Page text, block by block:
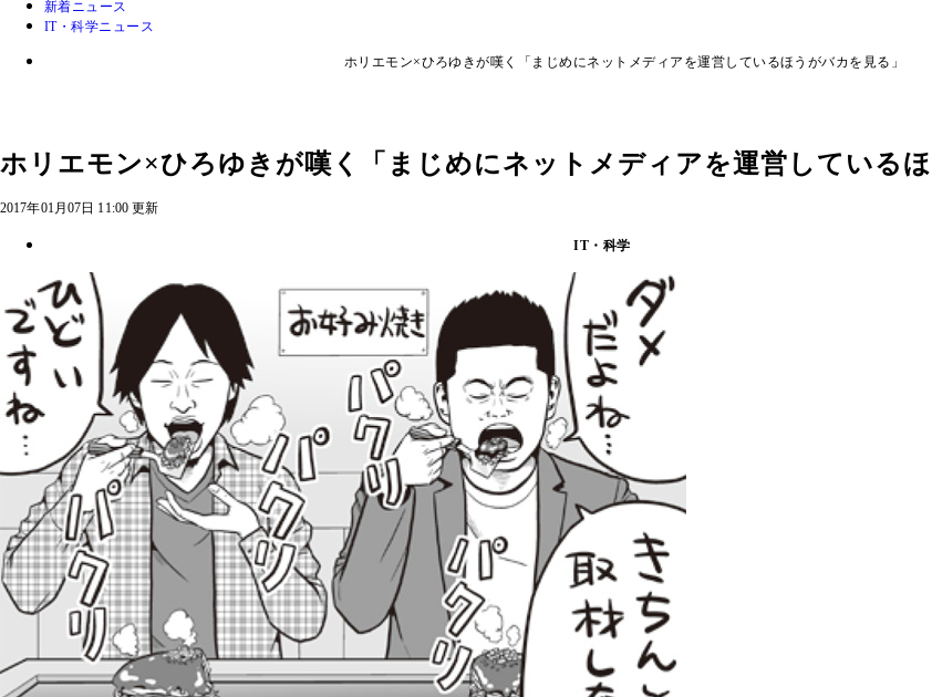
新着ニュース
IT・科学ニュース
ホリエモン×ひろゆきが嘆く「まじめにネットメディアを運営しているほうがバカを見る」
ホリエモン×ひろゆきが嘆く「まじめにネットメディアを運営しているほ
2017年01月07日 11:00 更新
IT・科学